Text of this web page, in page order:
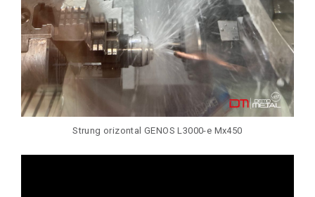
Strung orizontal GENOS L3000-e Mx450